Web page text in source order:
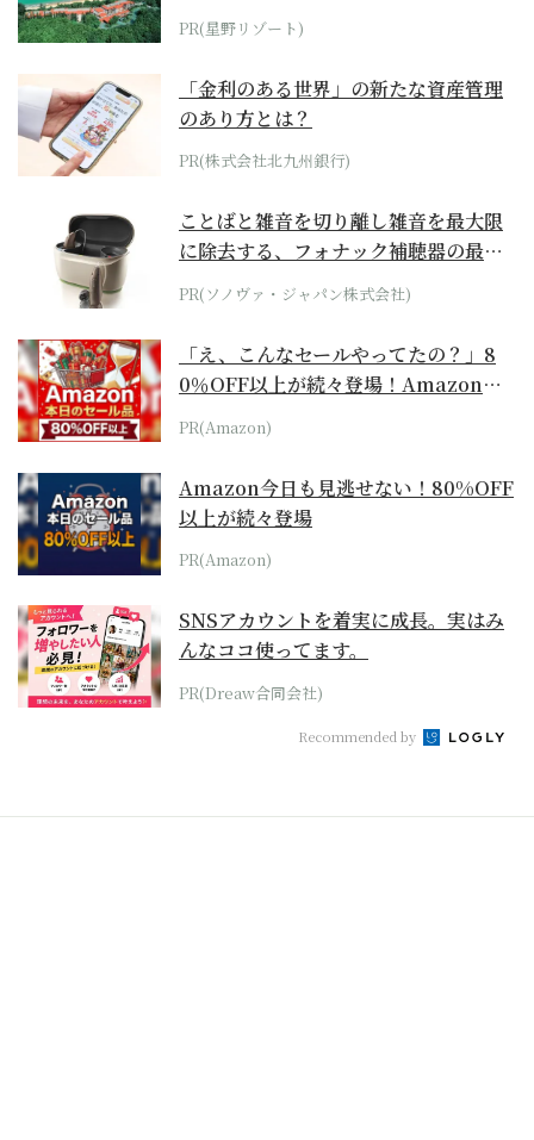
ホテル by...
PR(星野リゾート)
「金利のある世界」の新たな資産管理
のあり方とは？
PR(株式会社北九州銀行)
ことばと雑音を切り離し雑音を最大限
に除去する、フォナック補聴器の最上
位モデル
PR(ソノヴァ・ジャパン株式会社)
「え、こんなセールやってたの？」8
0％OFF以上が続々登場！Amazonの
本気が...
PR(Amazon)
Amazon今日も見逃せない！80%OFF
以上が続々登場
PR(Amazon)
SNSアカウントを着実に成長。実はみ
んなココ使ってます。
PR(Dreaw合同会社)
Recommended by